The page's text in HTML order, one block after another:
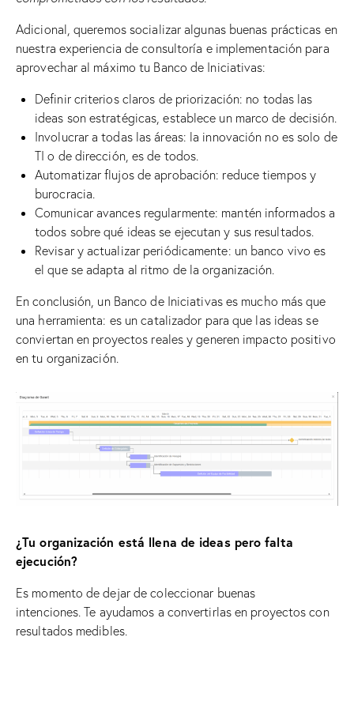
Adicional, queremos socializar algunas buenas prácticas en
nuestra experiencia de consultoría e implementación para
aprovechar al máximo tu Banco de Iniciativas:
Definir criterios claros de priorización: no todas las
ideas son estratégicas, establece un marco de decisión.
Involucrar a todas las áreas: la innovación no es solo de
TI o de dirección, es de todos.
Automatizar flujos de aprobación: reduce tiempos y
burocracia.
Comunicar avances regularmente: mantén informados a
todos sobre qué ideas se ejecutan y sus resultados.
Revisar y actualizar periódicamente: un banco vivo es
el que se adapta al ritmo de la organización.
En conclusión, un Banco de Iniciativas es mucho más que
una herramienta: es un catalizador para que las ideas se
conviertan en proyectos reales y generen impacto positivo
en tu organización.
¿Tu organización está llena de ideas pero falta
ejecución?
Es momento de dejar de coleccionar buenas
intenciones.Te ayudamos a convertirlas en proyectos con
resultados medibles.